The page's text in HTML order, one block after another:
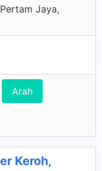
Jaya,
Arah
Keroh,